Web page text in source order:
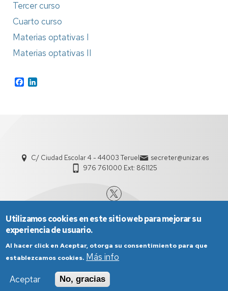
Tercer curso
Cuarto curso
Materias optativas I
Materias optativas II
Facebook
C/ Ciudad Escolar 4 - 44003 Teruel
secreter@unizar.es
976 761000 Ext: 861125
Aviso Legal
Condiciones generales de uso
Política de Privacidad
Utilizamos cookies en este sitio web para mejorar su
experiencia de usuario.
Al hacer click en Aceptar, otorga su consentimiento para que
establezcamos cookies. Más info
Aceptar
No, gracias